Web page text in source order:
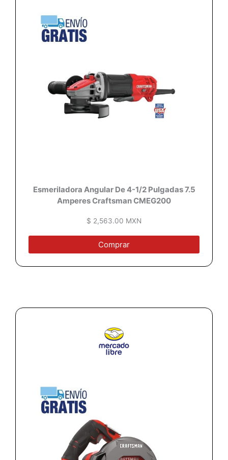
Esmeriladora Angular De 4-1/2 Pulgadas 7.5
Amperes Craftsman CMEG200
$ 2,563.00 MXN
Comprar